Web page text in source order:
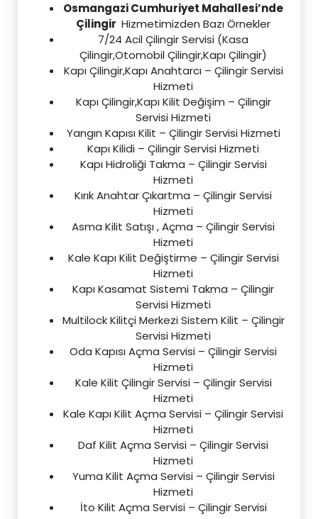
Osmangazi Cumhuriyet Mahallesi’nde
Çilingir Hizmetimizden Bazı Örnekler
7/24 Acil Çilingir Servisi (Kasa
Çilingir,Otomobil Çilingir,Kapı Çilingir)
Kapı Çilingir,Kapı Anahtarcı – Çilingir Servisi
Hizmeti
Kapı Çilingir,Kapı Kilit Değişim – Çilingir
Servisi Hizmeti
Yangın Kapısı Kilit – Çilingir Servisi Hizmeti
Kapı Kilidi – Çilingir Servisi Hizmeti
Kapı Hidroliği Takma – Çilingir Servisi
Hizmeti
Kırık Anahtar Çıkartma – Çilingir Servisi
Hizmeti
Asma Kilit Satışı , Açma – Çilingir Servisi
Hizmeti
Kale Kapı Kilit Değiştirme – Çilingir Servisi
Hizmeti
Kapı Kasamat Sistemi Takma – Çilingir
Servisi Hizmeti
Multilock Kilitçi Merkezi Sistem Kilit – Çilingir
Servisi Hizmeti
Oda Kapısı Açma Servisi – Çilingir Servisi
Hizmeti
Kale Kilit Çilingir Servisi – Çilingir Servisi
Hizmeti
Kale Kapı Kilit Açma Servisi – Çilingir Servisi
Hizmeti
Daf Kilit Açma Servisi – Çilingir Servisi
Hizmeti
Yuma Kilit Açma Servisi – Çilingir Servisi
Hizmeti
İto Kilit Açma Servisi – Çilingir Servisi